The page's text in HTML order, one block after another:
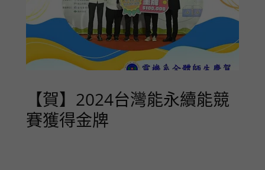
【賀】2024台灣能永續能競
賽獲得金牌